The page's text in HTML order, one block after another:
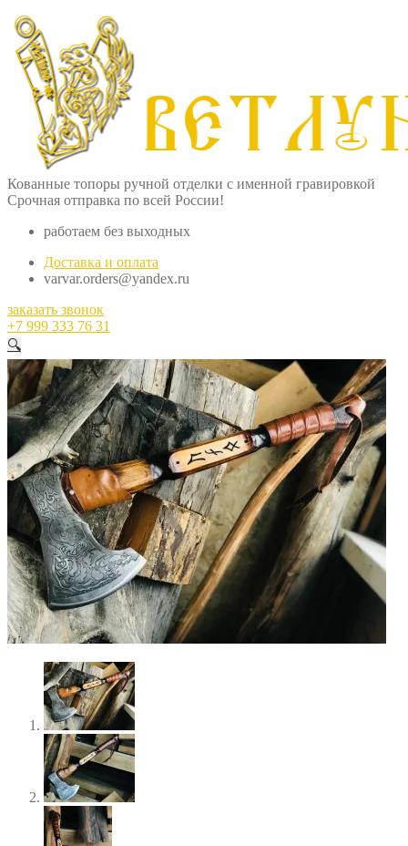
Кованные топоры ручной отделки с именной гравировкой
Срочная отправка по всей России!
работаем без выходных
Доставка и оплата
varvar.orders@yandex.ru
заказать звонок
+7 999 333 76 31
🔍